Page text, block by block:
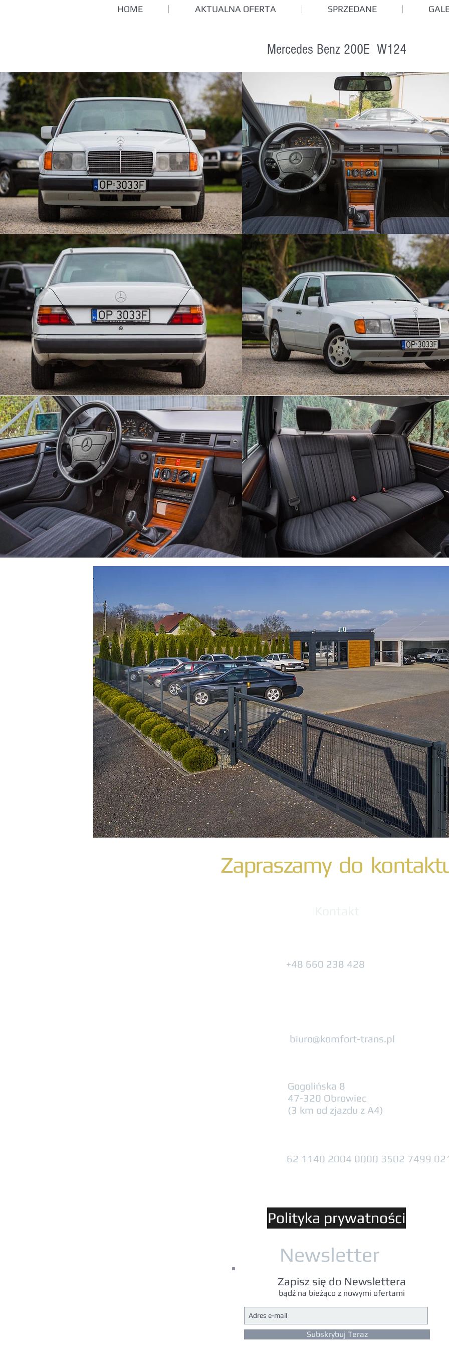
HOME AKTUALNA OFERTA SPRZEDANE
Mercedes Benz 200E W124
Zapraszamy do
+48 660 238 428
biuro@komfort-trans.pl
Gogolińska 8
47-320 Obrowiec
(3 km od zjazdu z A4)
62 1140 2004 0000 3502 7499
Polityka prywatności
Newsletter
Zapisz się do Newslettera
bądź na bieżąco z nowymi ofertami
Subskrybuj Teraz